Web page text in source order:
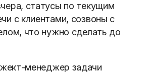
статусы по текущим
с клиентами, созвоны с
что нужно сделать до